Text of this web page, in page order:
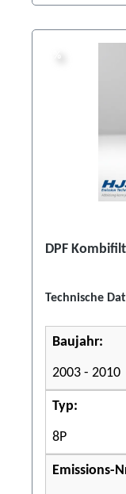
DPF
Technische
Baujahr:
2003 - 2010
Typ:
8P
Emissions-